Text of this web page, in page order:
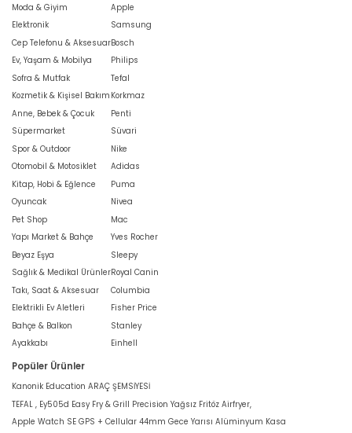
Moda & Giyim
Elektronik
Cep Telefonu & Aksesuar
Ev, Yaşam & Mobilya
Sofra & Mutfak
Kozmetik & Kişisel Bakım
Anne, Bebek & Çocuk
Süpermarket
Spor & Outdoor
Otomobil & Motosiklet
Kitap, Hobi & Eğlence
Oyuncak
Pet Shop
Yapı Market & Bahçe
Beyaz Eşya
Sağlık & Medikal Ürünler
Takı, Saat & Aksesuar
Elektrikli Ev Aletleri
Bahçe & Balkon
Ayakkabı
Apple
Samsung
Bosch
Philips
Tefal
Korkmaz
Penti
Süvari
Nike
Adidas
Puma
Nivea
Mac
Yves Rocher
Sleepy
Royal Canin
Columbia
Fisher Price
Stanley
Einhell
Popüler Ürünler
Kanonik Education ARAÇ ŞEMSİYESİ
TEFAL , Ey505d Easy Fry & Grill Precision Yağsız Fritöz Airfryer,
Apple Watch SE GPS + Cellular 44mm Gece Yarısı Alüminyum Kasa